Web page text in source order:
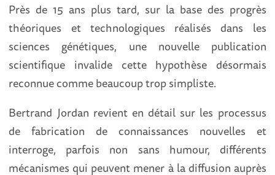
Près de 15 ans plus tard, sur la base des progrès
théoriques et technologiques réalisés dans les
sciences génétiques, une nouvelle publication
scientifique invalide cette hypothèse désormais
reconnue comme beaucoup trop simpliste.
Bertrand Jordan revient en détail sur les processus
de fabrication de connaissances nouvelles et
interroge, parfois non sans humour, différents
mécanismes qui peuvent mener à la diffusion auprès